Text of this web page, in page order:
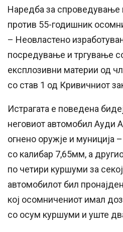
Наредба за спроведување
против 55-годишник
– Неовластено
посредување и тргување
експлозивни материи од
со став 1 од Кривичниот
Истрагата е поведена
неговиот автомобил Ауди
огнено оружје и муниција
со калибар 7,65мм, а
по четири куршуми за
автомобилот бил
кој осомничениот имал
со осум куршуми и уште